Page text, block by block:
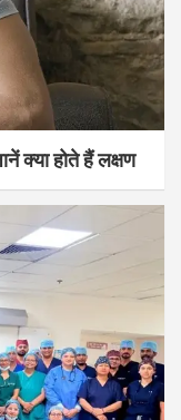
क्या होते हैं लक्षण